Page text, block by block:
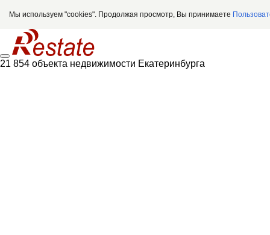
Мы используем "cookies". Продолжая просмотр, Вы принимаете
21 854 объекта недвижимости Екатеринбурга